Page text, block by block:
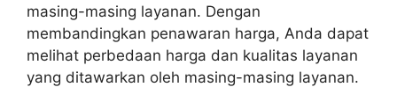
masing-masing layanan. Dengan
membandingkan penawaran harga, Anda dapat
melihat perbedaan harga dan kualitas layanan
yang ditawarkan oleh masing-masing layanan.